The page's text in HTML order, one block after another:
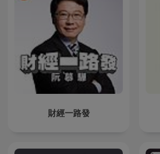
財經一路發